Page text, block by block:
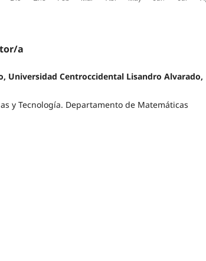
a
Universidad Centroccidental Lisandro Alvarado,
y Tecnología. Departamento de Matemáticas